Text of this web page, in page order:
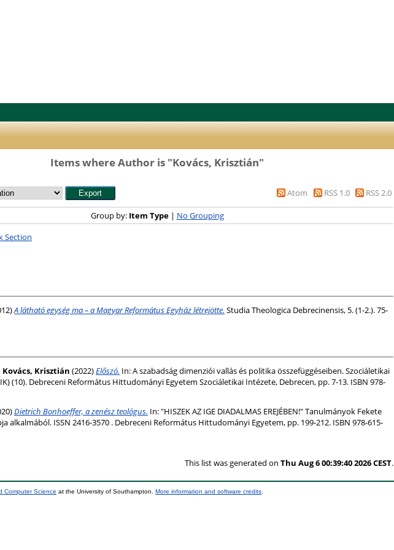
Items where Author is "Kovács, Krisztián"
Atom RSS 1.0 RSS 2.0
Group by: Item Type| No Grouping
Section
A látható egység ma – a Magyar Református Egyház létrejötte. Studia Theologica Debrecinensis, 5. (1-2.). 75-
Kovács, Krisztián (2022)Előszó. In: A szabadság dimenziói vallás és politika összefüggéseiben. Szociáletikai
(10). Debreceni Református Hittudományi Egyetem Szociáletikai Intézete, Debrecen, pp. 7-13. ISBN 978-
Dietrich Bonhoeffer, a zenész teológus. In: "HISZEK AZ IGE DIADALMAS EREJÉBEN!" Tanulmányok Fekete
alkalmából. ISSN 2416-3570 . Debreceni Református Hittudományi Egyetem, pp. 199-212. ISBN 978-615-
This list was generated on Thu Aug 6 00:39:40 2026 CEST.
Computer Science at the University of Southampton. More information and software credits.